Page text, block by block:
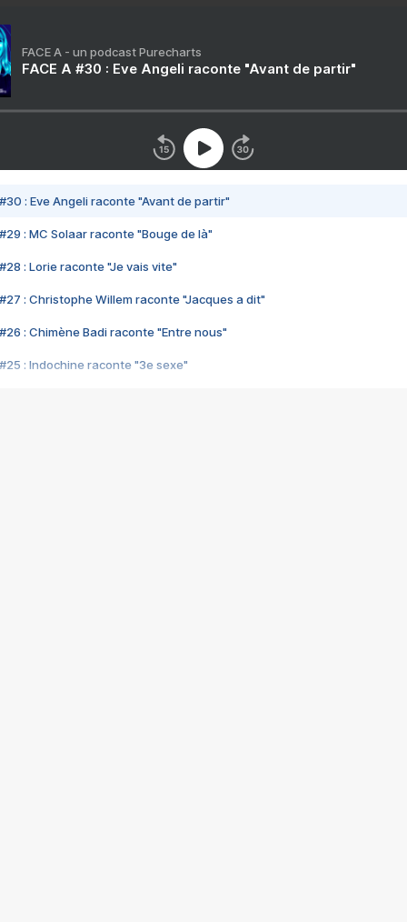
FACE A - un podcast Purecharts
FACE A #30 : Eve Angeli raconte "Avant de partir"
#30 : Eve Angeli raconte "Avant de partir"
#29 : MC Solaar raconte "Bouge de là"
#28 : Lorie raconte "Je vais vite"
#27 : Christophe Willem raconte "Jacques a dit"
#26 : Chimène Badi raconte "Entre nous"
#25 : Indochine raconte "3e sexe"